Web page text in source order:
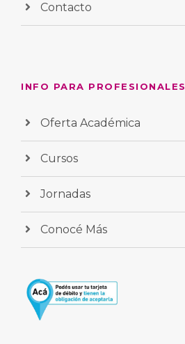
Contacto
INFO PARA PROFESIONALES
Oferta Académica
Cursos
Jornadas
Conocé Más